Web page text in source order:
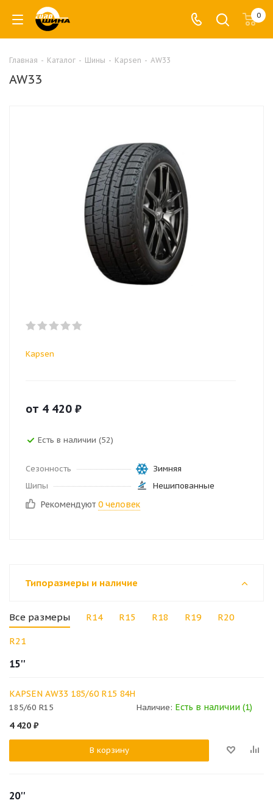
0
Главная - Каталог - Шины - Kapsen - AW33
AW33
Kapsen
от 4 420 ₽
Есть в наличии (52)
Сезонность
Зимняя
Шипы
Нешипованные
Рекомендуют 0 человек
Типоразмеры и наличие
Все размеры R14 R15 R18 R19 R20
R21
15''
KAPSEN AW33 185/60 R15 84H
185/60 R15 Наличие: Есть в наличии (1)
4 420 ₽
В корзину
20''